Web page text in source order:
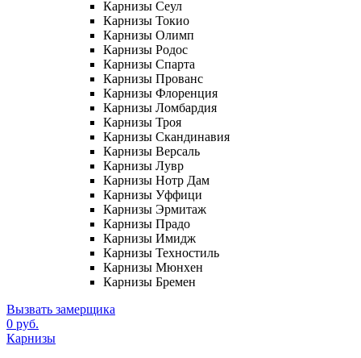
Карнизы Сеул
Карнизы Токио
Карнизы Олимп
Карнизы Родос
Карнизы Спарта
Карнизы Прованс
Карнизы Флоренция
Карнизы Ломбардия
Карнизы Троя
Карнизы Скандинавия
Карнизы Версаль
Карнизы Лувр
Карнизы Нотр Дам
Карнизы Уффици
Карнизы Эрмитаж
Карнизы Прадо
Карнизы Имидж
Карнизы Техностиль
Карнизы Мюнхен
Карнизы Бремен
Вызвать замерщика
0 руб.
Карнизы